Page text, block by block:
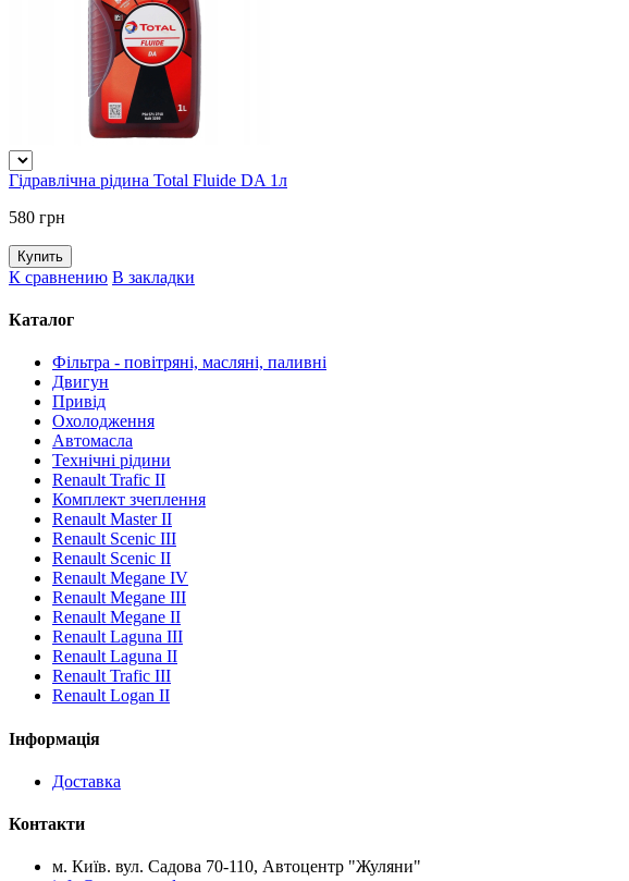
Гідравлічна рідина Total Fluide DA 1л
580 грн
К сравнению В закладки
Каталог
Фільтра - повітряні, масляні, паливні
Двигун
Привід
Охолодження
Автомасла
Технічні рідини
Renault Trafic II
Комплект зчеплення
Renault Master II
Renault Scenic III
Renault Scenic II
Renault Megane IV
Renault Megane III
Renault Megane II
Renault Laguna III
Renault Laguna II
Renault Trafic III
Renault Logan II
Інформація
Доставка
Контакти
м. Київ. вул. Садова 70-110, Автоцентр "Жуляни"